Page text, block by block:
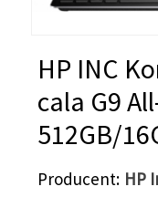
HP INC
cala G9
512GB/
Producent HP